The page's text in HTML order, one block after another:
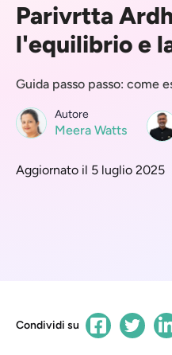
Parivrtta
l'equilibrio e
Guida passo passo: come
Autore
Meera Watts
Aggiornato il 5 luglio 2025
Condividi su